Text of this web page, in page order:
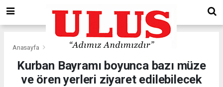
Anasayfa Gündem
Kurban Bayramı boyunca bazı müze
ve ören yerleri ziyaret edilebilecek